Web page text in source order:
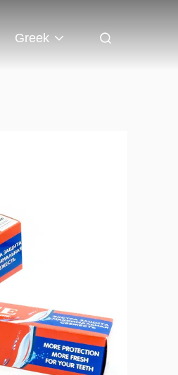
Greek